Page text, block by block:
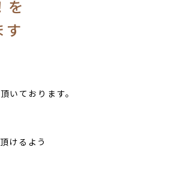
を
す
いております。
けるよう